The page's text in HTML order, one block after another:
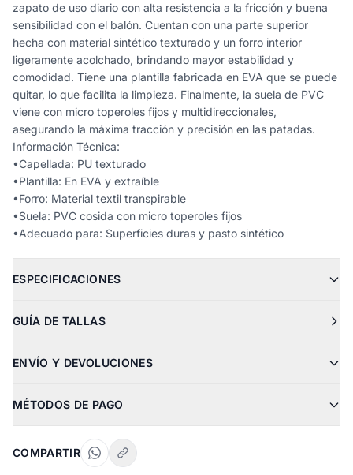
zapato de uso diario con alta resistencia a la fricción y buena
sensibilidad con el balón. Cuentan con una parte superior
hecha con material sintético texturado y un forro interior
ligeramente acolchado, brindando mayor estabilidad y
comodidad. Tiene una plantilla fabricada en EVA que se puede
quitar, lo que facilita la limpieza. Finalmente, la suela de PVC
viene con micro toperoles fijos y multidireccionales,
asegurando la máxima tracción y precisión en las patadas.
Información Técnica:
•Capellada: PU texturado
•Plantilla: En EVA y extraíble
•Forro: Material textil transpirable
•Suela: PVC cosida con micro toperoles fijos
•Adecuado para: Superficies duras y pasto sintético
ESPECIFICACIONES
GUÍA DE TALLAS
ENVÍO Y DEVOLUCIONES
MÉTODOS DE PAGO
COMPARTIR